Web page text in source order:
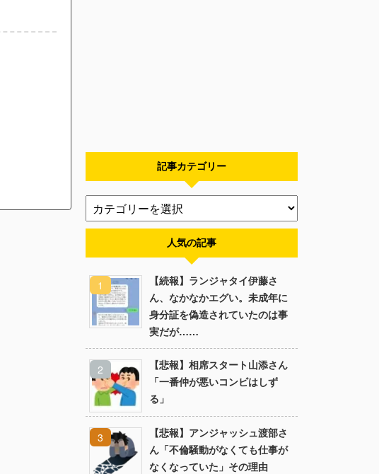
記事カテゴリー
人気の記事
【続報】ランジャタイ伊藤さ
ん、なかなかエグい。未成年に
身分証を偽造されていたのは事
実だが……
【悲報】相席スタート山添さん
「一番仲が悪いコンビはしず
る」
【悲報】アンジャッシュ渡部さ
ん「不倫騒動がなくても仕事が
なくなっていた」その理由